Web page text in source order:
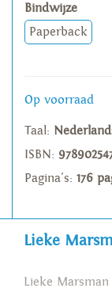
Bindwijze
Paperback
Op voorraad
Taal:
ISBN:
Pagina's: 176
Lieke
Lieke Marsman